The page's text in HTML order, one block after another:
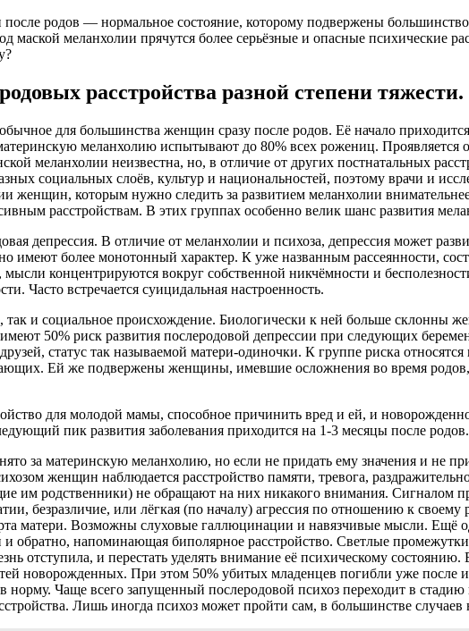
после родов — нормальное состояние, которому подвержены
маской меланхолии прячутся более серьёзные и опасные психические
расстройства разной степени тяжести.
для большинства женщин сразу после родов. Её начало
меланхолию испытывают до 80% всех рожениц. Проявляется
меланхолии неизвестна, но, в отличие от других постнатальных
социальных слоёв, культур и национальностей, поэтому врачи и
женщин, которым нужно следить за развитием меланхолии
расстройствам. В этих группах особенно велик шанс развития
депрессия. В отличие от меланхолии и психоза, депрессия может
имеют более монотонный характер. К уже названным рассеянности,
концентрируются вокруг собственной никчёмности и
Часто встречается суицидальная настроенность.
так и социальное происхождение. Биологически к ней больше склонны
50% риск развития послеродовой депрессии при следующих
статус так называемой матери-одиночки. К группе риска
Ей же подвержены женщины, имевшие осложнения во время родов,
для молодой мамы, способное причинить вред и ей, и
пик развития заболевания приходится на 1-3 месяцы после родов.
за материнскую меланхолию, но если не придать ему значения и не
женщин наблюдается расстройство памяти, тревога,
им родственники) не обращают на них никакого внимания. Сигналом
безразличие, или лёгкая (по началу) агрессия по отношению к своему
матери. Возможны слуховые галлюцинации и навязчивые мысли. Ещё
обратно, напоминающая биполярное расстройство. Светлые
отступила, и перестать уделять внимание её психическому
новорожденных. При этом 50% убитых младенцев погибли уже после
Чаще всего запущенный послеродовой психоз переходит в
Лишь иногда психоз может пройти сам, в большинстве случаев